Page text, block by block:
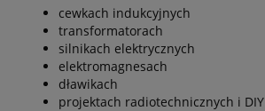
cewkach indukcyjnych
transformatorach
silnikach elektrycznych
elektromagnesach
dławikach
projektach radiotechnicznych i DIY